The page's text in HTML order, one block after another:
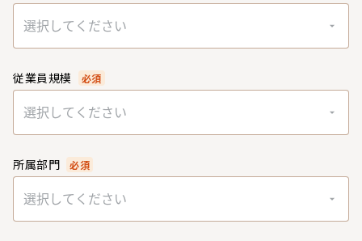
選択してください
従業員規模 必須
選択してください
所属部門 必須
選択してください